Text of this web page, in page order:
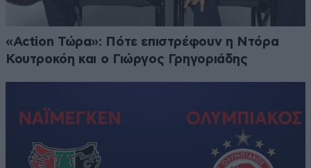
«Action Τώρα»: Πότε επιστρέφουν η Ντόρα
Κουτροκόη και ο Γιώργος Γρηγοριάδης